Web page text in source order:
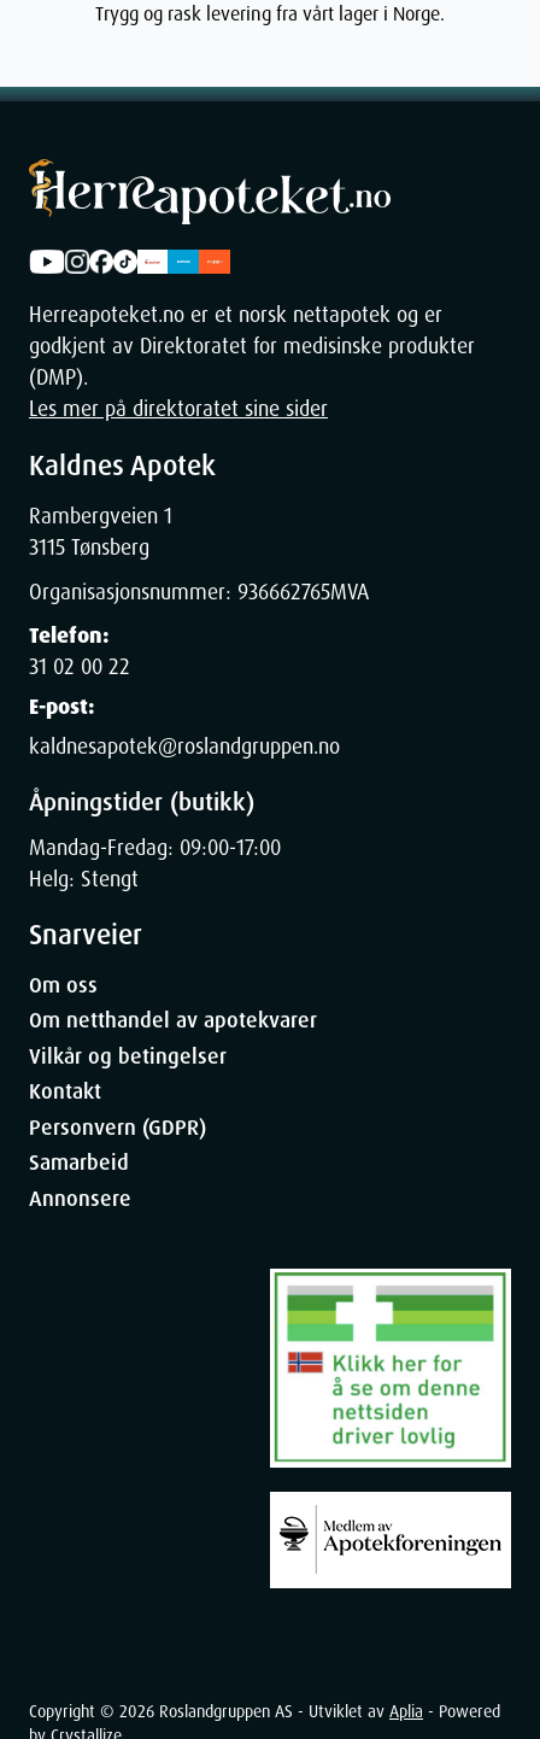
Trygg og rask levering fra vårt lager i Norge.
Herreapoteket.no er et norsk nettapotek og er
godkjent av Direktoratet for medisinske produkter
(DMP).
Les mer på direktoratet sine sider
Kaldnes Apotek
Rambergveien 1
3115 Tønsberg
Organisasjonsnummer: 936662765MVA
Telefon:
31 02 00 22
E-post:
kaldnesapotek@roslandgruppen.no
Åpningstider (butikk)
Mandag-Fredag: 09:00-17:00
Helg: Stengt
Snarveier
Om oss
Om netthandel av apotekvarer
Vilkår og betingelser
Kontakt
Personvern (GDPR)
Samarbeid
Annonsere
Copyright © 2026 Roslandgruppen AS - Utviklet av Aplia - Powered